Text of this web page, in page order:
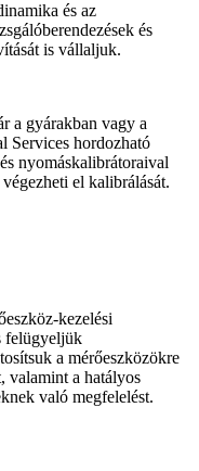
és az
és
is vállaljuk.
a gyárakban vagy a
Services hordozható
nyomáskalibrátoraival
el kalibrálását.
kezelési
felügyeljük
a mérőeszközökre
valamint a hatályos
való megfelelést.